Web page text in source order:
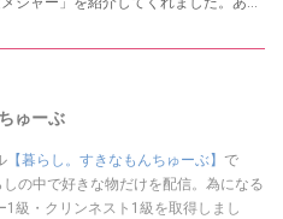
ゅーぶ
【暮らし。すきなもんちゅーぶ】 で
の中で好きな物だけを配信。為になる
級・クリンネスト1級を取得しまし